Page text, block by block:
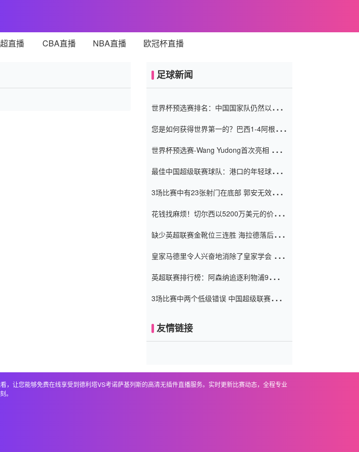
直播 CBA直播 NBA直播 欧冠杯直播
足球新闻
世界杯预选赛排名：中国国家队仍然以6分
您是如何获得世界第一的？巴西1-4阿根
世界杯预选赛-Wang Yudong首次亮相 中国
最佳中国超级联赛球队：港口的年轻球员在
（Taishan）
3场比赛中有23张射门在底部 郭安无效传球
花钱找麻烦！切尔西以5200万美元的价格
窗口
缺少英超联赛金靴位三连胜 海拉德落后6球
皇家马德里令人兴奋地消除了皇家学会 安
英超联赛排行榜：阿森纳追逐利物浦9分 曼
3场比赛中两个低级错误 中国超级联赛的前
友情链接
让您能够免费在线享受到德利塔VS考诺萨基列斯的高清无插件直播服务。实时更新比赛动态，全程专业
。